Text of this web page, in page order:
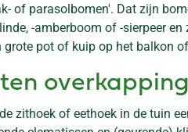
of parasolbomen'. Dat zijn
-amberboom of -sierpeer
pot of kuip op het balkon
overkapping
zithoek of eethoek in de tuin